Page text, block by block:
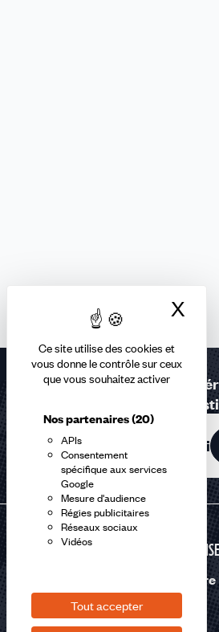
Ce site utilise des cookies et
vous donne le contrôle sur ceux
que vous souhaitez activer
Nos partenaires(20)
APIs
Consentement
spécifique aux services
Google
Mesure d'audience
Régies publicitaires
Réseaux sociaux
Vidéos
Tout accepter
X
Réponses à la carte -
avez une
C'est par ici
DÉFENSE
Nous suivre